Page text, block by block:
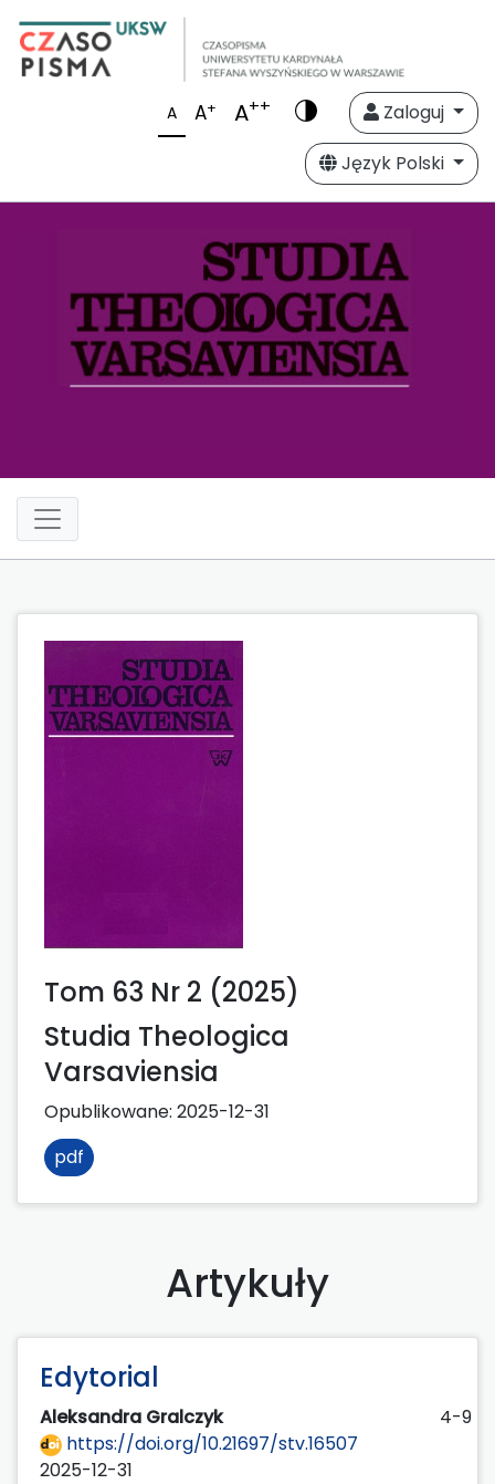
A A+ A++
Zaloguj
Język Polski
Tom 63 Nr 2 (2025)
Studia Theologica
Varsaviensia
Opublikowane: 2025-12-31
pdf
Artykuły
Edytorial
Aleksandra Gralczyk
4-9
https://doi.org/10.21697/stv.16507
2025-12-31